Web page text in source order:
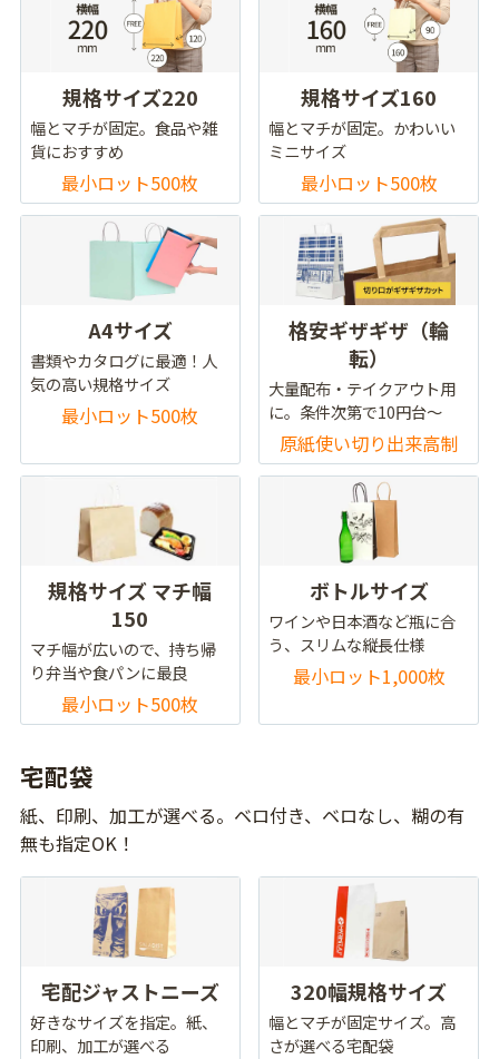
規格サイズ220
幅とマチが固定。食品や雑
貨におすすめ
最小ロット500枚
規格サイズ160
幅とマチが固定。かわいい
ミニサイズ
最小ロット500枚
A4サイズ
書類やカタログに最適！人
気の高い規格サイズ
最小ロット500枚
格安ギザギザ（輪
転）
大量配布・テイクアウト用
に。条件次第で10円台～
原紙使い切り出来高制
規格サイズ マチ幅
150
マチ幅が広いので、持ち帰
り弁当や食パンに最良
最小ロット500枚
ボトルサイズ
ワインや日本酒など瓶に合
う、スリムな縦長仕様
最小ロット1,000枚
宅配袋
紙、印刷、加工が選べる。ベロ付き、ベロなし、糊の有
無も指定OK！
宅配ジャストニーズ
好きなサイズを指定。紙、
印刷、加工が選べる
320幅規格サイズ
幅とマチが固定サイズ。高
さが選べる宅配袋